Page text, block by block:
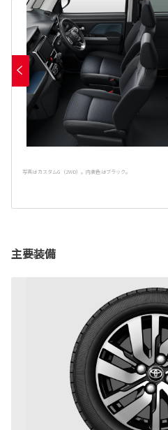
写真はカスタムG（2WD）。内装色はブラック。
主要装備